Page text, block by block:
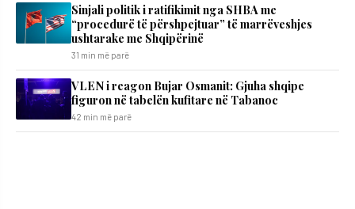
Sinjali politik i ratifikimit nga SHBA me
“procedurë të përshpejtuar” të marrëveshjes
ushtarake me Shqipërinë
31 min më parë
VLEN i reagon Bujar Osmanit: Gjuha shqipe
figuron në tabelën kufitare në Tabanoc
42 min më parë